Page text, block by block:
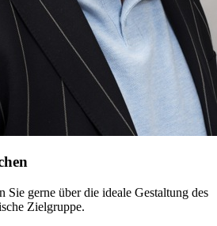
Sie gerne über die ideale Gestaltung des
Zielgruppe.